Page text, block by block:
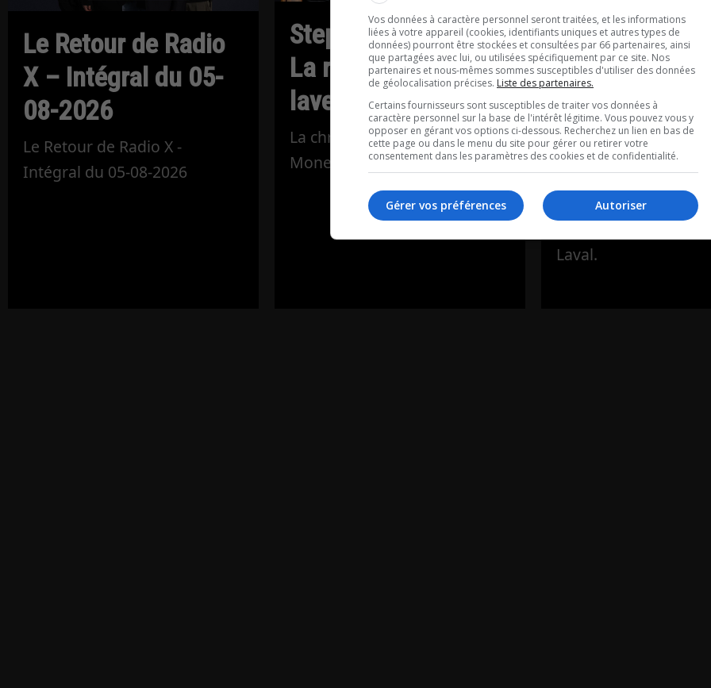
Le Retour de Radio
X – Intégral du 05-
08-2026
Le Retour de Radio X -
Intégral du 05-08-2026
Stephane Monette:
La rage du raton
laveur fait rage…
La chronique de Stephane
Monette.
Marie-Michèle
Limoges: Un
Canadien
sur la Station
Spatiale!
Entrevue avec
Limoges du
Laval.
Vos données à caractère personnel seront traitées, et les informations
liées à votre appareil (cookies, identifiants uniques et autres types de
données) pourront être stockées et consultées par 66 partenaires, ainsi
que partagées avec lui, ou utilisées spécifiquement par ce site. Nos
partenaires et nous-mêmes sommes susceptibles d'utiliser des données
de géolocalisation précises. Liste des partenaires.
Certains fournisseurs sont susceptibles de traiter vos données à
caractère personnel sur la base de l'intérêt légitime. Vous pouvez vous y
opposer en gérant vos options ci-dessous. Recherchez un lien en bas de
cette page ou dans le menu du site pour gérer ou retirer votre
consentement dans les paramètres des cookies et de confidentialité.
Autoriser
Gérer vos préférences